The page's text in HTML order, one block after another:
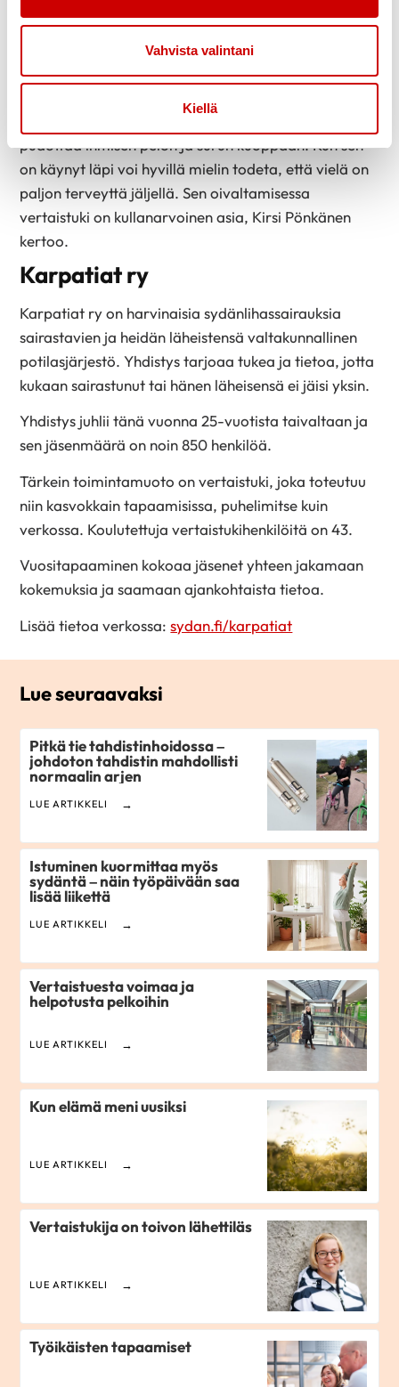
Vahvista valintani
Kiellä
Olen kiitollinen lääketieteellisestä avusta, jota
terveydenhuolto on minulle tarjonnut. Sairaalat
hoitavat potilaansa hienosti takaisin elämään ja
pudottaa ihmisen pelon ja surun kuoppaan. Kun sen
on käynyt läpi voi hyvillä mielin todeta, että vielä on
paljon terveyttä jäljellä. Sen oivaltamisessa
vertaistuki on kullanarvoinen asia, Kirsi Pönkänen
kertoo.
Karpatiat ry
Karpatiat ry on harvinaisia sydänlihassairauksia
sairastavien ja heidän läheistensä valtakunnallinen
potilasjärjestö. Yhdistys tarjoaa tukea ja tietoa, jotta
kukaan sairastunut tai hänen läheisensä ei jäisi yksin.
Yhdistys juhlii tänä vuonna 25-vuotista taivaltaan ja
sen jäsenmäärä on noin 850 henkilöä.
Tärkein toimintamuoto on vertaistuki, joka toteutuu
niin kasvokkain tapaamisissa, puhelimitse kuin
verkossa. Koulutettuja vertaistukihenkilöitä on 43.
Vuositapaaminen kokoaa jäsenet yhteen jakamaan
kokemuksia ja saamaan ajankohtaista tietoa.
Lisää tietoa verkossa:sydan.fi/karpatiat
Lue seuraavaksi
Pitkä tie tahdistinhoidossa –
johdoton tahdistin mahdollisti
normaalin arjen
LUE ARTIKKELI
Istuminen kuormittaa myös
sydäntä – näin työpäivään saa
lisää liikettä
LUE ARTIKKELI
Vertaistuesta voimaa ja
helpotusta pelkoihin
LUE ARTIKKELI
Kun elämä meni uusiksi
LUE ARTIKKELI
Vertaistukija on toivon lähettiläs
LUE ARTIKKELI
Työikäisten tapaamiset